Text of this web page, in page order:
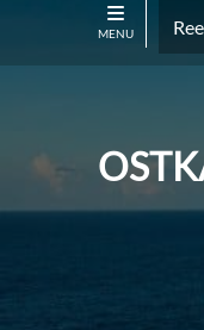
MENU